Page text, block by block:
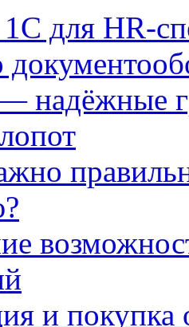
для HR-
надёжные
и